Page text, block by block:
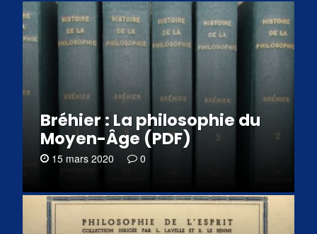
Bréhier : La philosophie du
Moyen-Âge (PDF)
15 mars 2020 0